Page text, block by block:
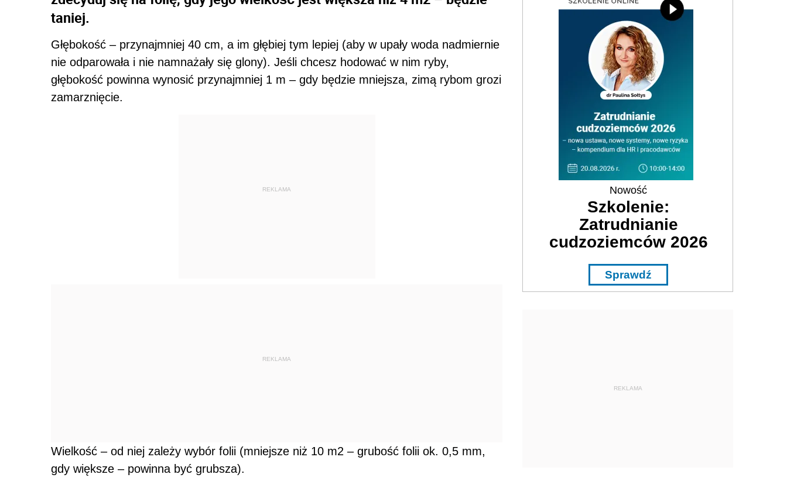
taniej.
Głębokość – przynajmniej 40 cm, a im głębiej tym lepiej (aby w upały woda nadmiernie
nie odparowała i nie namnażały się glony). Jeśli chcesz hodować w nim ryby,
głębokość powinna wynosić przynajmniej 1 m – gdy będzie mniejsza, zimą rybom grozi
zamarznięcie.
REKLAMA
Wielkość – od niej zależy wybór folii (mniejsze niż 10 m2 – grubość folii ok. 0,5 mm,
gdy większe – powinna być grubsza).
Nowość
Szkolenie:
Zatrudnianie
cudzoziemców 2026
Sprawdź
REKLAMA